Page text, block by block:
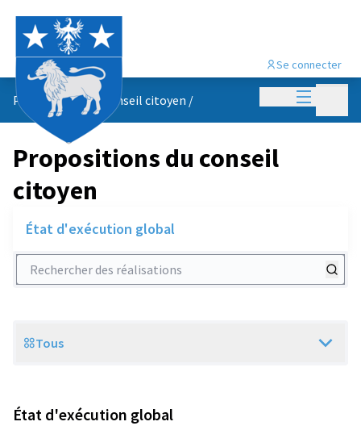
Menu
Se connecter
Propositions du conseil citoyen /
Propositions du conseil
citoyen
État d'exécution global
Rechercher des réalisations
Scope
Tous
État d'exécution global